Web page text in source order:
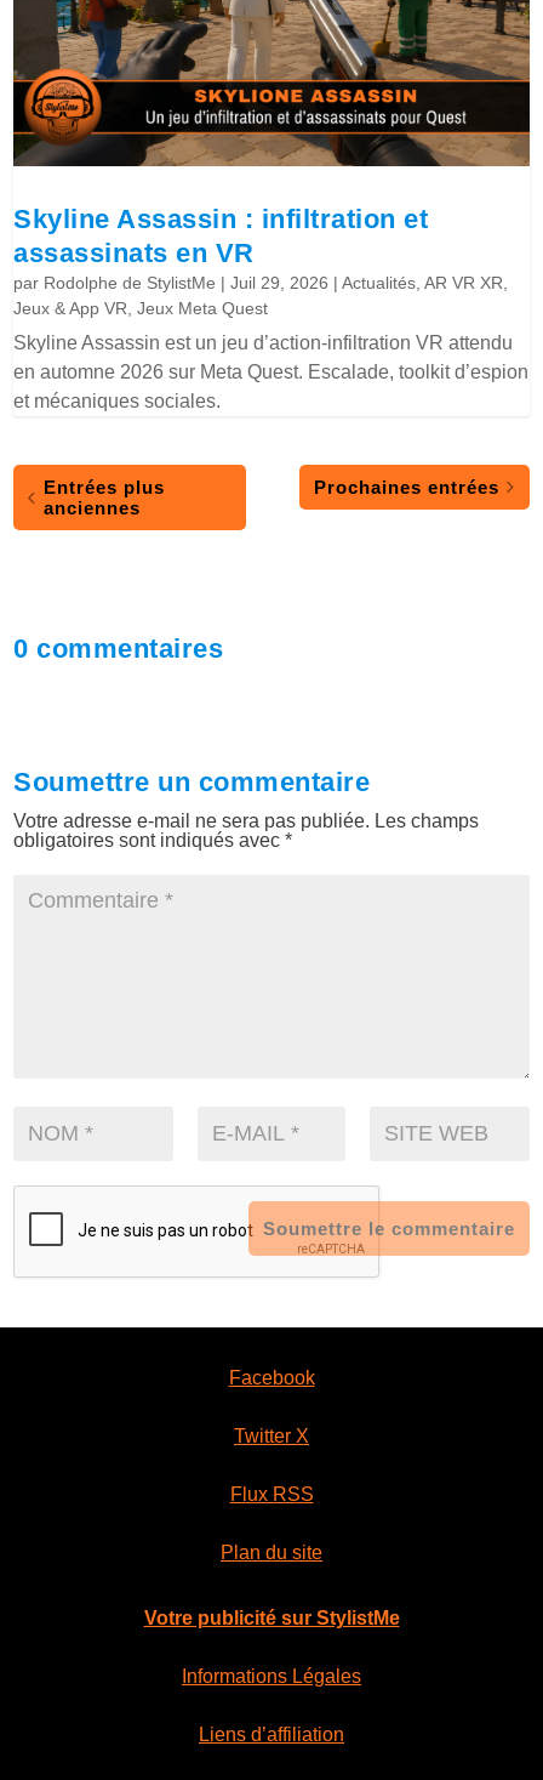
Skyline Assassin : infiltration et
assassinats en VR
par Rodolphe de StylistMe |Juil 29, 2026 |Actualités ,AR VR XR
Jeux & App VR ,Jeux Meta Quest
Skyline Assassin est un jeu d’action-infiltration VR attendu
en automne 2026 sur Meta Quest. Escalade, toolkit d’espion
et mécaniques sociales.
Entrées plus
anciennes
Prochaines entrées
0 commentaires
Soumettre un commentaire
Votre adresse e-mail ne sera pas publiée. Les champs
obligatoires sont indiqués avec*
Soumettre le commentaire
Facebook
Twitter X
Flux RSS
Plan du site
Votre publicité sur StylistMe
Informations Légales
Liens d’affiliation